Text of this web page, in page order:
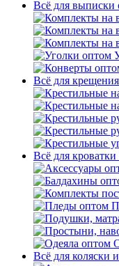
Всё для выписки
Всё для
Всё для
Всё для коляски